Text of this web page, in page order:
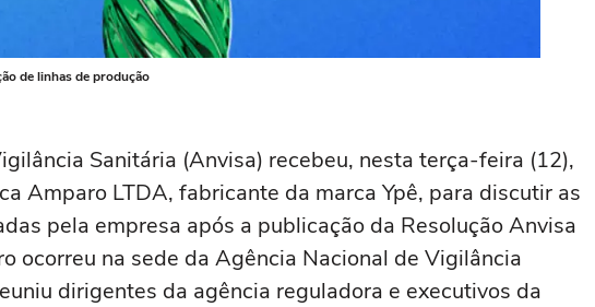
de linhas de produção
Sanitária (Anvisa) recebeu, nesta terça-feira (12),
Amparo LTDA, fabricante da marca Ypê, para discutir as
pela empresa após a publicação da Resolução Anvisa
ocorreu na sede da Agência Nacional de Vigilância
dirigentes da agência reguladora e executivos da